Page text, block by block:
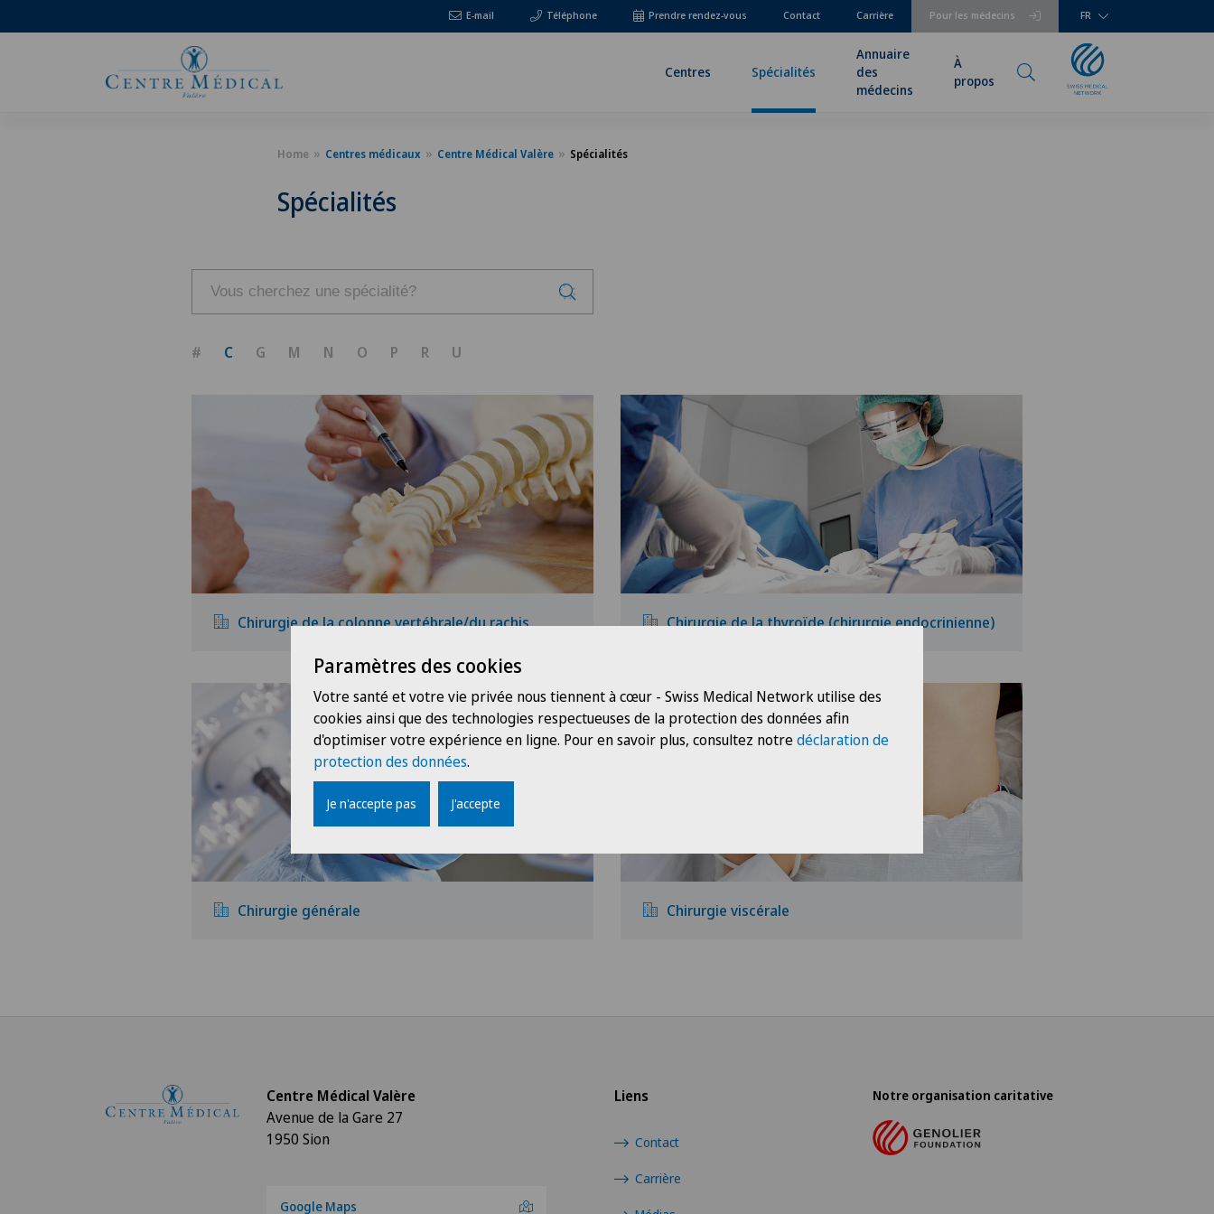
E-mail Téléphone Pour les médecins
Prendre rendez-vous Contact Carrière FR
Centres Spécialités
Annuaire
des
médecins
À
propos
Home Centres médicaux Centre Médical Valère Spécialités
Spécialités
# C G M N O P R U
Chirurgie de la colonne vertébrale/du rachis Chirurgie de la thyroïde (chirurgie endocrinienne)
Chirurgie générale Chirurgie viscérale
Liens
Contact
Carrière
Centre Médical Valère
Avenue de la Gare 27
1950 Sion
Google Maps
Notre organisation caritative
Paramètres des cookies
Votre santé et votre vie privée nous tiennent à cœur - Swiss Medical Network utilise des
cookies ainsi que des technologies respectueuses de la protection des données afin
d'optimiser votre expérience en ligne. Pour en savoir plus, consultez notredéclaration de
protection des données.
Je n'accepte pas J'accepte